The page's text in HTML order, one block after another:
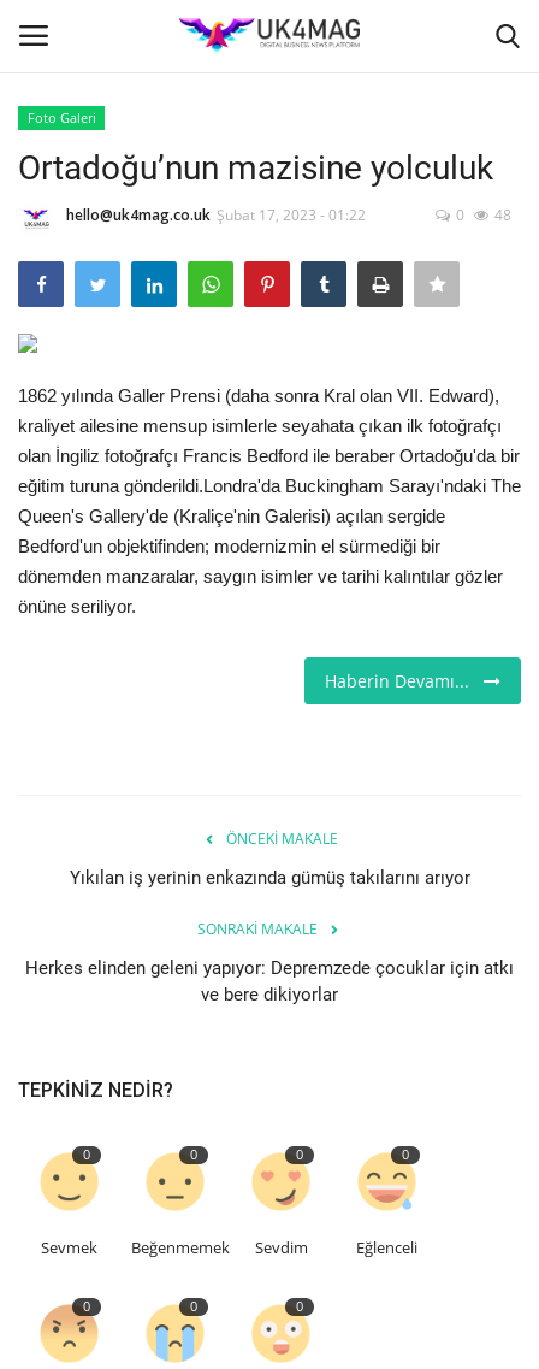
Ana Sayfa
İş Platformu
TVNET
TOPLUM
İş İlanları
Seri İlanlar
Londra
Kültür - Sanat
Sağlık
Teknoloji
Hakkımızda
Galeri
Foto Galeri
Ortadoğu’nun mazisine yolculuk
hello@uk4mag.co.uk Şubat 17, 2023 - 01:22 0 48
1862 yılında Galler Prensi (daha sonra Kral olan VII. Edward),
kraliyet ailesine mensup isimlerle seyahata çıkan ilk fotoğrafçı
olan İngiliz fotoğrafçı Francis Bedford ile beraber Ortadoğu'da bir
eğitim turuna gönderildi.Londra'da Buckingham Sarayı'ndaki The
Queen's Gallery'de (Kraliçe'nin Galerisi) açılan sergide
Bedford'un objektifinden; modernizmin el sürmediği bir
dönemden manzaralar, saygın isimler ve tarihi kalıntılar gözler
önüne seriliyor.
Haberin Devamı...
ÖNCEKI MAKALE
Yıkılan iş yerinin enkazında gümüş takılarını arıyor
SONRAKI MAKALE
Herkes elinden geleni yapıyor: Depremzede çocuklar için atkı
ve bere dikiyorlar
TEPKINIZ NEDIR?
0
Sevmek
0
Beğenmemek
0
Sevdim
0
Eğlenceli
0 0 0